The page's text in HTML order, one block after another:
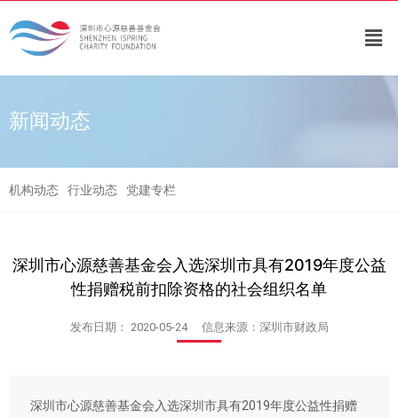
新闻动态
机构动态 行业动态 党建专栏
深圳市心源慈善基金会入选深圳市具有2019年度公益
性捐赠税前扣除资格的社会组织名单
发布日期： 2020-05-24 信息来源：深圳市财政局
深圳市心源慈善基金会入选深圳市具有2019年度公益性捐赠